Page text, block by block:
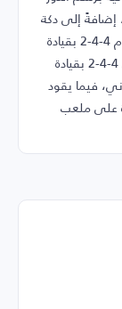
- مباراة الذهاب، يوم الأربعاء 08-07-2026، إضافةً إلى دكة
البدلاء والغائبين عن اللقاء. يلعب كوناه كوي بنظام 4-4-2 بقيادة
اللاعب: جونز بينما يخوض بالكاني اللقاء بتشكيل 4-4-2 بقيادة
فيما يقود
على ملعب